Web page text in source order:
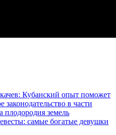
Кубанский опыт поможет
законодательство в части
плодородия земель
самые богатые девушки